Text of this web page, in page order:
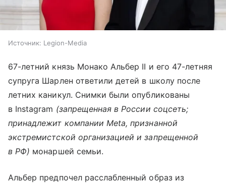
Источник: Legion-Media
67-летний князь Монако Альбер II и его 47-летняя
супруга Шарлен ответили детей в школу после
летних каникул. Снимки были опубликованы
в Instagram (запрещенная в России соцсеть;
принадлежит компании Meta, признанной
экстремистской организацией и запрещенной
в РФ) монаршей семьи.
Альбер предпочел расслабленный образ из